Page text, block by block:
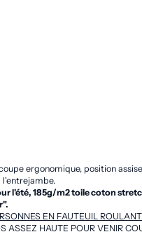
ergonomique, position
l'entrejambe.
l'été, 185g/m2 toile coton
EN FAUTEUIL ROULANT
ASSEZ HAUTE POUR VENIR